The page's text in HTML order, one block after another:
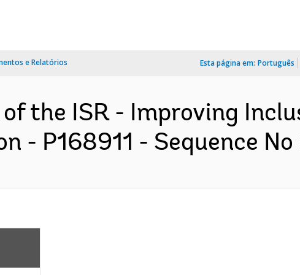
e Relatórios Esta página em: Português
the ISR - Improving
- P168911 - Sequence No